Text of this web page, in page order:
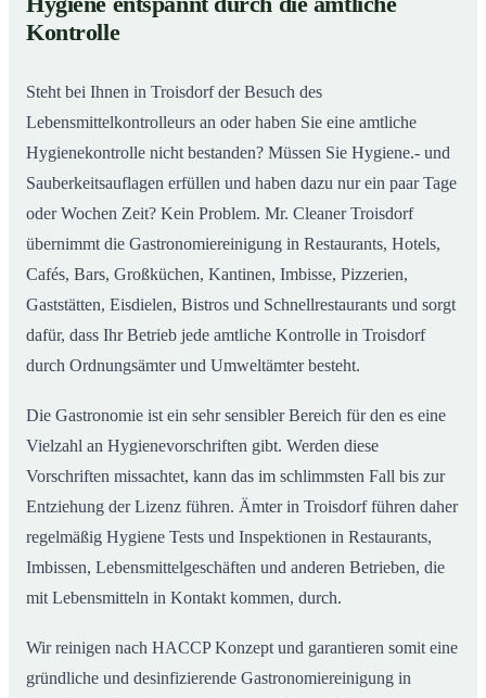
02Gastronomiereinigung in Troisdorf – Qualität, die
man sieht
Kontrolle
Steht bei Ihnen in Troisdorf der Besuch des
Lebensmittelkontrolleurs an oder haben Sie eine amtliche
Hygienekontrolle nicht bestanden? Müssen Sie Hygiene.- und
Sauberkeitsauflagen erfüllen und haben dazu nur ein paar Tage
oder Wochen Zeit? Kein Problem. Mr. Cleaner Troisdorf
übernimmt die Gastronomiereinigung in Restaurants, Hotels,
Cafés, Bars, Großküchen, Kantinen, Imbisse, Pizzerien,
Gaststätten, Eisdielen, Bistros und Schnellrestaurants und sorgt
dafür, dass Ihr Betrieb jede amtliche Kontrolle in Troisdorf
durch Ordnungsämter und Umweltämter besteht.
Die Gastronomie ist ein sehr sensibler Bereich für den es eine
Vielzahl an Hygienevorschriften gibt. Werden diese
Vorschriften missachtet, kann das im schlimmsten Fall bis zur
Entziehung der Lizenz führen. Ämter in Troisdorf führen daher
regelmäßig Hygiene Tests und Inspektionen in Restaurants,
Imbissen, Lebensmittelgeschäften und anderen Betrieben, die
mit Lebensmitteln in Kontakt kommen, durch.
Wir reinigen nach HACCP Konzept und garantieren somit eine
gründliche und desinfizierende Gastronomiereinigung in